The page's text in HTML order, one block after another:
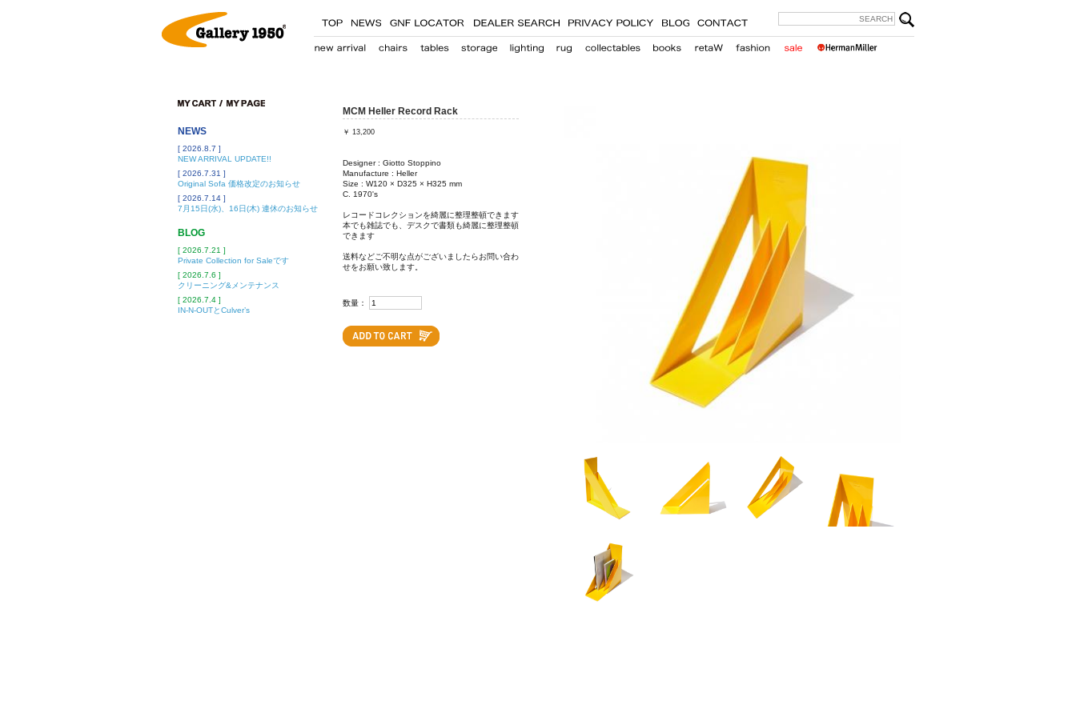
NEWS
[ 2026.8.7 ]
NEW ARRIVAL UPDATE!!
[ 2026.7.31 ]
Original Sofa 価格改定のお知らせ
[ 2026.7.14 ]
7月15日(水)、16日(木) 連休のお知らせ
BLOG
[ 2026.7.21 ]
Private Collection for Saleです
[ 2026.7.6 ]
クリーニング&メンテナンス
[ 2026.7.4 ]
IN-N-OUTとCulver’s
MCM Heller Record Rack
￥ 13,200
Designer : Giotto Stoppino
Manufacture : Heller
Size : W120 × D325 × H325 mm
C. 1970's
レコードコレクションを綺麗に整理整頓できます
本でも雑誌でも、デスクで書類も綺麗に整理整頓
できます
送料などご不明な点がございましたらお問い合わ
せをお願い致します。
数量：